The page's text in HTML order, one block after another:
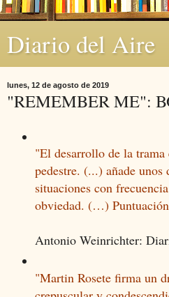
Diario del Aire
lunes, 12 de agosto de 2019
"REMEMBER ME":
"El desarrollo de la trama
pedestre. (...) añade unos
situaciones con
obviedad. (…)
Antonio Weinrichter:
"Martin Rosete firma un